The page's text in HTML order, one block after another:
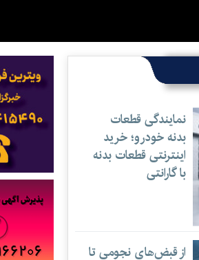
میراث ادبی نویسنده‌ای از دل
کهگیلویه‌وبویراحمد
تداوم نظام نابرابر
نمایندگی قطعات
بدنه خودرو؛ خرید
اینترنتی قطعات بدنه
با گارانتی
از قبض‌های نجومی تا